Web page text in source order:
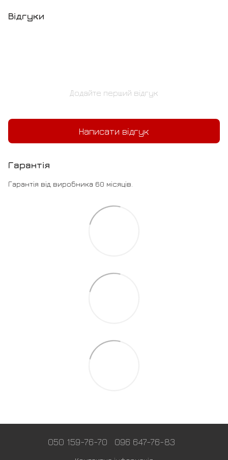
Відгуки
Додайте перший відгук
Написати відгук
Гарантія
Гарантія від виробника 60 місяців.
050 159-76-70 096 647-76-83